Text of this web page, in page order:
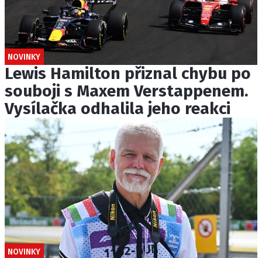
NOVINKY
Lewis Hamilton přiznal chybu po
souboji s Maxem Verstappenem.
Vysílačka odhalila jeho reakci
NOVINKY